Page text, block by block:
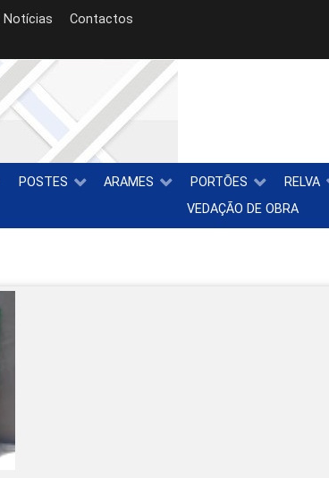
Notícias Contactos
POSTES ARAMES PORTÕES RELVA
VEDAÇÃO DE OBRA